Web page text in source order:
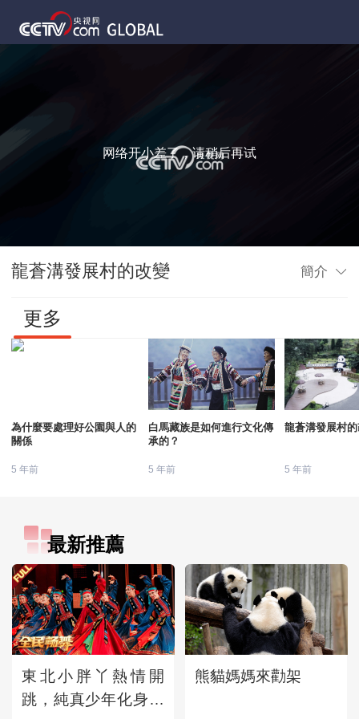
网络开小差了，请稍后再试
龍蒼溝發展村的改變 簡介
更多
為什麼要處理好公園與人的
關係
5 年前
白馬藏族是如何進行文化傳
承的？
5 年前
龍蒼溝發展村
5 年前
最新推薦
東北小胖丫熱情開
跳，純真少年化身小
熊貓媽媽來勸架